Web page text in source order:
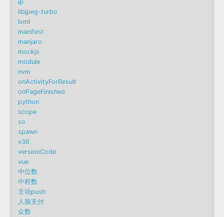
ip
libjpeg-turbo
lxml
manifest
manjaro
mockjs
module
nvm
onActivityForResult
onPageFinished
python
scope
so
spawn
v36
versionCode
vue
中位数
中程数
主动push
人脸支付
众数